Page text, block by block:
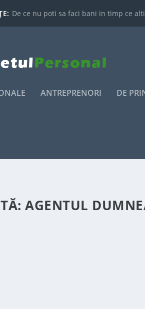
De ce nu poti sa faci bani in timp ce
ANTREPRENORI DE
AGENTUL